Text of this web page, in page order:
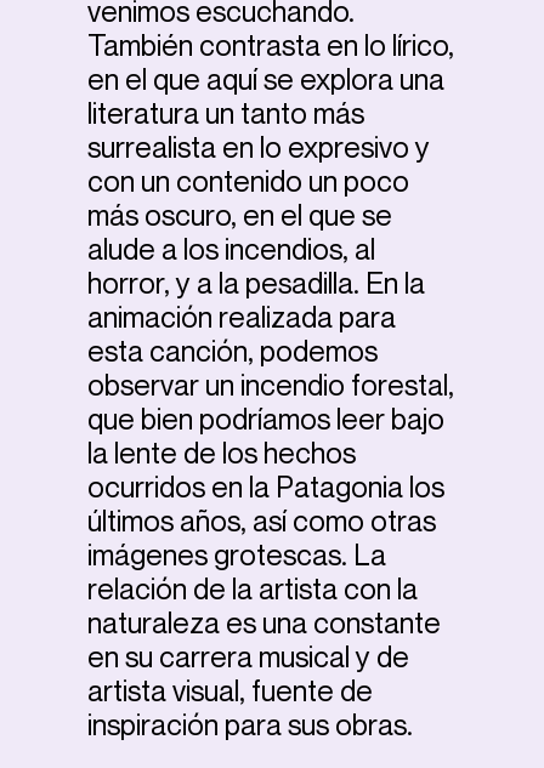
venimos escuchando.
También contrasta en lo lírico,
en el que aquí se explora una
literatura un tanto más
surrealista en lo expresivo y
con un contenido un poco
más oscuro, en el que se
alude a los incendios, al
horror, y a la pesadilla. En la
animación realizada para
esta canción, podemos
observar un incendio forestal,
que bien podríamos leer bajo
la lente de los hechos
ocurridos en la Patagonia los
últimos años, así como otras
imágenes grotescas. La
relación de la artista con la
naturaleza es una constante
en su carrera musical y de
artista visual, fuente de
inspiración para sus obras.